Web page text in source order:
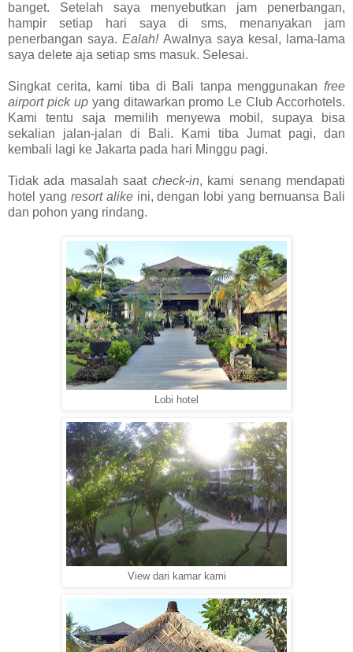
banget. Setelah saya menyebutkan jam penerbangan,
hampir setiap hari saya di sms, menanyakan jam
penerbangan saya.Ealah!Awalnya saya kesal, lama-lama
saya delete aja setiap sms masuk. Selesai.
Singkat cerita, kami tiba di Bali tanpa menggunakan free
airport pick upyang ditawarkan promo Le Club Accorhotels.
Kami tentu saja memilih menyewa mobil, supaya bisa
sekalian jalan-jalan di Bali. Kami tiba Jumat pagi, dan
kembali lagi ke Jakarta pada hari Minggu pagi.
Tidak ada masalah saat check-in, kami senang mendapati
hotel yang resort alikeini, dengan lobi yang bernuansa Bali
dan pohon yang rindang.
Lobi hotel
View dari kamar kami